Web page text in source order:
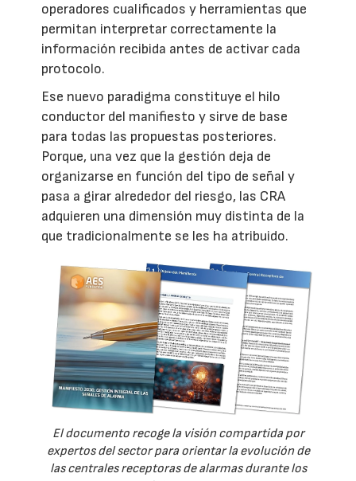
operadores cualificados y herramientas que
permitan interpretar correctamente la
información recibida antes de activar cada
protocolo.
Ese nuevo paradigma constituye el hilo
conductor del manifiesto y sirve de base
para todas las propuestas posteriores.
Porque, una vez que la gestión deja de
organizarse en función del tipo de señal y
pasa a girar alrededor del riesgo, las CRA
adquieren una dimensión muy distinta de la
que tradicionalmente se les ha atribuido.
El documento recoge la visión compartida por
expertos del sector para orientar la evolución de
las centrales receptoras de alarmas durante los